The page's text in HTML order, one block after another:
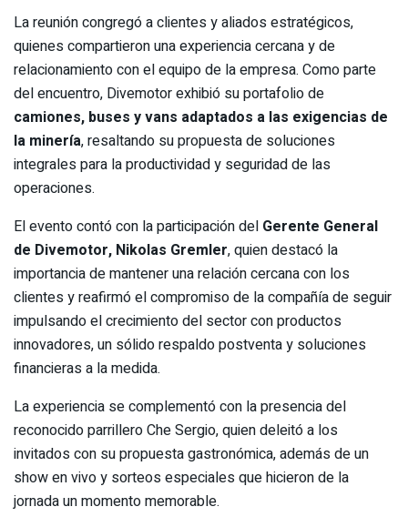
La reunión congregó a clientes y aliados estratégicos,
quienes compartieron una experiencia cercana y de
relacionamiento con el equipo de la empresa. Como parte
del encuentro, Divemotor exhibió su portafolio de
camiones, buses y vans adaptados a las exigencias de
la minería, resaltando su propuesta de soluciones
integrales para la productividad y seguridad de las
operaciones.
El evento contó con la participación del Gerente General
de Divemotor, Nikolas Gremler, quien destacó la
importancia de mantener una relación cercana con los
clientes y reafirmó el compromiso de la compañía de seguir
impulsando el crecimiento del sector con productos
innovadores, un sólido respaldo postventa y soluciones
financieras a la medida.
La experiencia se complementó con la presencia del
reconocido parrillero Che Sergio, quien deleitó a los
invitados con su propuesta gastronómica, además de un
show en vivo y sorteos especiales que hicieron de la
jornada un momento memorable.